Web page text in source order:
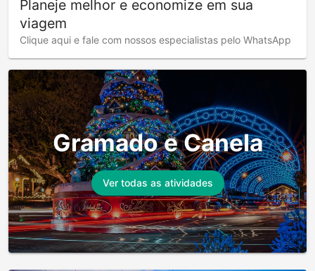
Planeje melhor e economize em sua
viagem
Clique aqui e fale com nossos especialistas pelo WhatsApp
Gramado e Canela
Ver todas as atividades